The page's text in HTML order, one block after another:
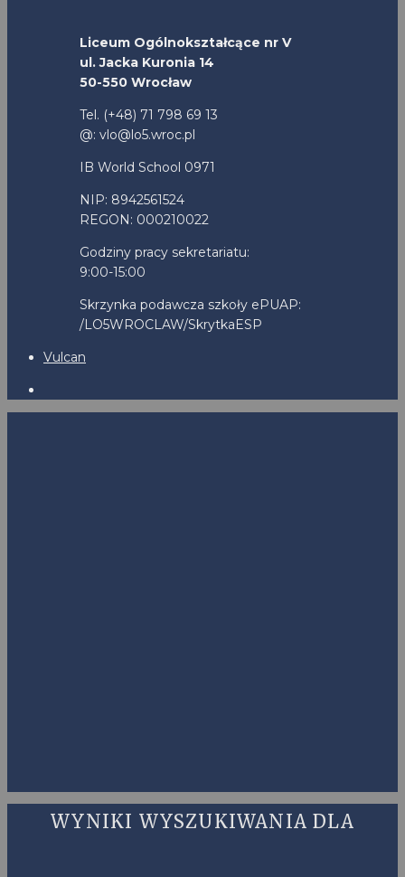
Liceum Ogólnokształcące nr V
ul. Jacka Kuronia 14
50-550 Wrocław
Tel. (+48) 71 798 69 13
@: vlo@lo5.wroc.pl
IB World School 0971
NIP: 8942561524
REGON: 000210022
Godziny pracy sekretariatu:
9:00-15:00
Skrzynka podawcza szkoły ePUAP:
/LO5WROCLAW/SkrytkaESP
Vulcan
WYNIKI WYSZUKIWANIA DLA